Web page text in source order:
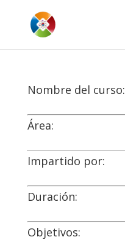
Nombre del curso:
Área:
Impartido por:
Duración:
Objetivos: